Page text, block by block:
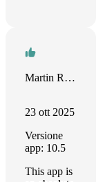
Martin Rigby
23 ott 2025
Versione
app: 10.5
This app is